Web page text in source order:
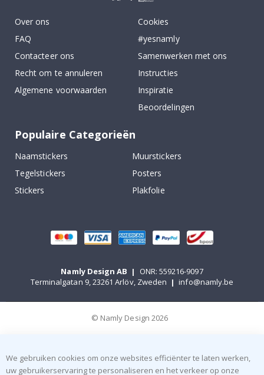
Over ons
FAQ
Contacteer ons
Recht om te annuleren
Algemene voorwaarden
Cookies
#yesnamly
Samenwerken met ons
Instructies
Inspiratie
Beoordelingen
Populaire Categorieën
Naamstickers
Muurstickers
Tegelstickers
Posters
Stickers
Plakfolie
Namly Design AB |
ONR: 559216-9097
Terminalgatan 9, 23261 Arlöv, Zweden | info@namly.be
© Namly Design 2026
We gebruiken cookies om onze websites efficiënter te laten werken,
uw gebruikerservaring te personaliseren en het verkeer op onze